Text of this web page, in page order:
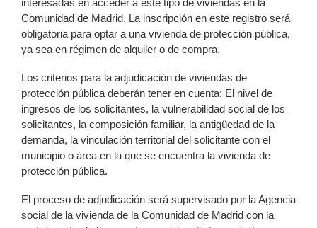
interesadas en acceder a este tipo de viviendas en la
Comunidad de Madrid. La inscripción en este registro será
obligatoria para optar a una vivienda de protección pública,
ya sea en régimen de alquiler o de compra.
Los criterios para la adjudicación de viviendas de
protección pública deberán tener en cuenta: El nivel de
ingresos de los solicitantes, la vulnerabilidad social de los
solicitantes, la composición familiar, la antigüedad de la
demanda, la vinculación territorial del solicitante con el
municipio o área en la que se encuentra la vivienda de
protección pública.
El proceso de adjudicación será supervisado por la Agencia
social de la vivienda de la Comunidad de Madrid con la